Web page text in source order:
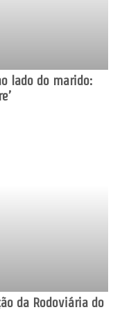
lado do marido:
da Rodoviária do